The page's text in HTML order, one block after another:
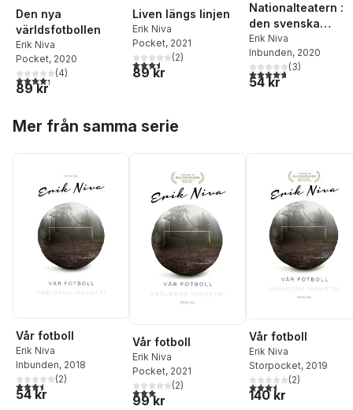
Den nya
världsfotbollen
Erik Niva
Pocket, 2020
4,3utav 5 stjärnor. Totalt antal röster:
(4)
89 kr
Liven längs linjen
Erik Niva
Pocket, 2021
3,5utav 5 stjärnor. Totalt antal röster:
(2)
89 kr
Nationalteatern :
den svenska
fotbollens
huvudrollsinnehav
are och bifigurer
Erik Niva
Inbunden, 2020
4,7utav 5 stjärnor.
(3)
54 kr
Mer från samma serie
Vår fotboll
Erik Niva
Inbunden, 2018
3,5utav 5 stjärnor. Totalt antal röster:
(2)
54 kr
Vår fotboll
Erik Niva
Pocket, 2021
3,0utav 5 stjärnor. Totalt antal röster:
(2)
99 kr
Vår fotboll
Erik Niva
Storpocket, 2019
3,5utav 5 stjärnor.
(2)
140 kr